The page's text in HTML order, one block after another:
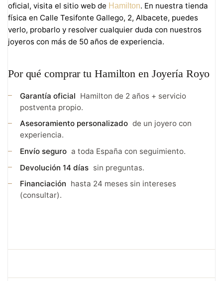
oficial, visita el sitio web de Hamilton. En nuestra tienda
física en Calle Tesifonte Gallego, 2, Albacete, puedes
verlo, probarlo y resolver cualquier duda con nuestros
joyeros con más de 50 años de experiencia.
Por qué comprar tu Hamilton en Joyería Royo
Garantía oficial Hamilton de 2 años + servicio
postventa propio.
Asesoramiento personalizado de un joyero con
experiencia.
Envío seguro a toda España con seguimiento.
Devolución 14 días sin preguntas.
Financiación hasta 24 meses sin intereses
(consultar).